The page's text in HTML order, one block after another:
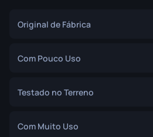
Original de Fábrica
Com Pouco Uso
Testado no Terreno
Com Muito Uso